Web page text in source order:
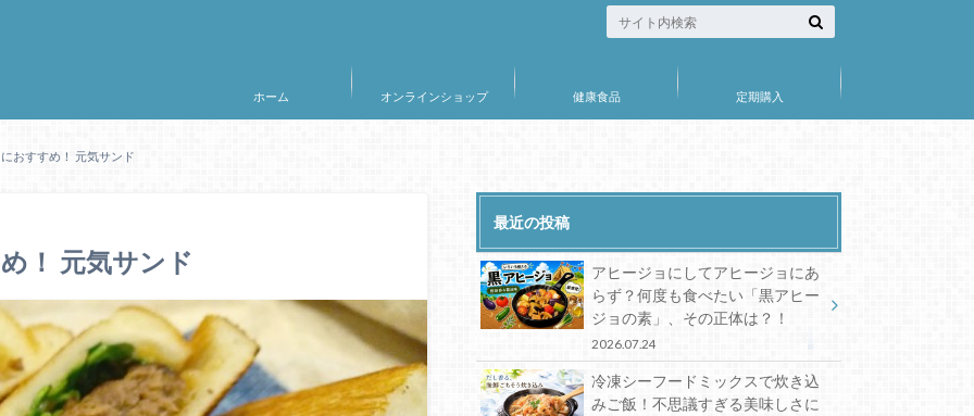
ホーム オンラインショップ 健康食品 定期購入
おすすめ！ 元気サンド
！ 元気サンド
最近の投稿
アヒージョにしてアヒージョにあ
らず？何度も食べたい「黒アヒー
ジョの素」、その正体は？！
2026.07.24
冷凍シーフードミックスで炊き込
みご飯！不思議すぎる美味しさに